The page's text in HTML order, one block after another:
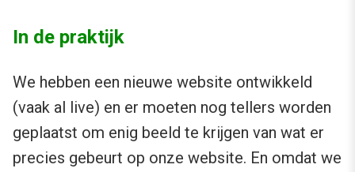
In de praktijk
We hebben een nieuwe website ontwikkeld
(vaak al live) en er moeten nog tellers worden
geplaatst om enig beeld te krijgen van wat er
precies gebeurt op onze website. En omdat we